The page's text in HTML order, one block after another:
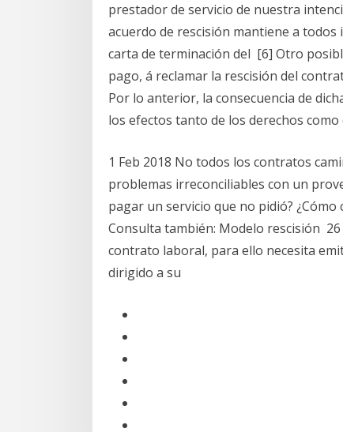
prestador de servicio de nuestra
acuerdo de rescisión mantiene a
carta de terminación del [6] Otro
pago, á reclamar la rescisión del
Por lo anterior, la consecuencia de
los efectos tanto de los derechos
1 Feb 2018 No todos los contratos
problemas irreconciliables con un
pagar un servicio que no pidió?
Consulta también: Modelo rescisión
contrato laboral, para ello necesita
dirigido a su